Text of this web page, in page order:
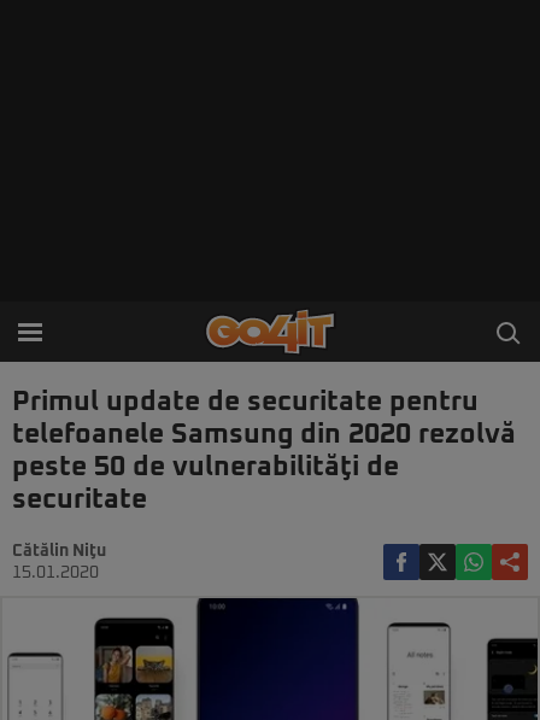
Primul update de securitate pentru
telefoanele Samsung din 2020 rezolvă
peste 50 de vulnerabilităţi de
securitate
Cătălin Niţu
15.01.2020